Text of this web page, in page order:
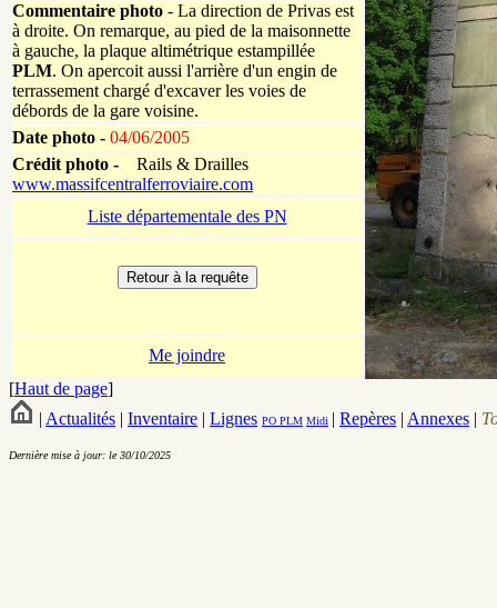
Commentaire photo - La direction de Privas est
à droite. On remarque, au pied de la maisonnette
à gauche, la plaque altimétrique estampillée
PLM. On apercoit aussi l'arrière d'un engin de
terrassement chargé d'excaver les voies de
débords de la gare voisine.
Date photo - 04/06/2005
Crédit photo - Rails & Drailles
www.massifcentralferroviaire.com
Liste départementale des PN
Me joindre
[Haut de page]
| Actualités | Inventaire | Lignes PO PLM Midi | Repères | Annexes |
Dernière mise à jour: le 30/10/2025